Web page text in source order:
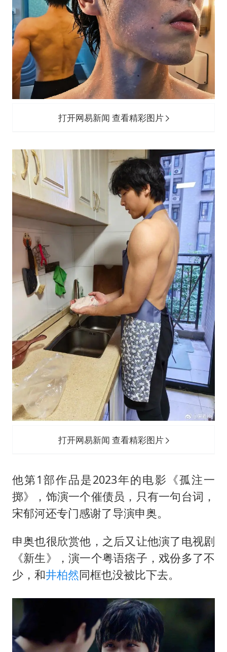
打开网易新闻 查看精彩图片
打开网易新闻 查看精彩图片
他第1部作品是2023年的电影《孤注一
掷》，饰演一个催债员，只有一句台词，
宋郁河还专门感谢了导演申奥。
申奥也很欣赏他，之后又让他演了电视剧
《新生》，演一个粤语痞子，戏份多了不
少，和井柏然同框也没被比下去。